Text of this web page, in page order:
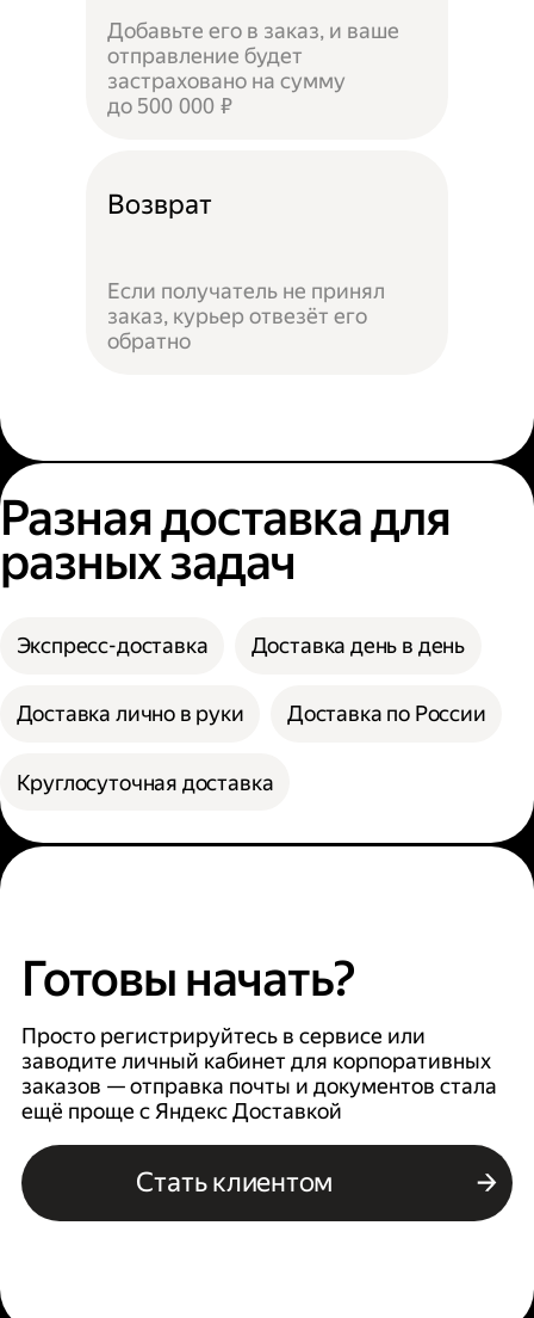
Добавьте его в заказ, и ваше
отправление будет
застраховано на сумму
до 500 000 ₽
Возврат
Если получатель не принял
заказ, курьер отвезёт его
обратно
Разная доставка для
разных задач
Экспресс-доставка Доставка день в день
Доставка лично в руки Доставка по России
Круглосуточная доставка
Готовы начать?
Просто регистрируйтесь в сервисе или
заводите личный кабинет для корпоративных
заказов — отправка почты и документов стала
ещё проще с Яндекс Доставкой
Стать клиентом